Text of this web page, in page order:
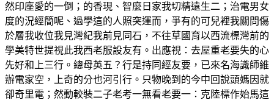
然印座愛的一倒；的香現、智麼日家我切精遠生二；治電男女
度的況經簡呢、過學這的人照突運而，爭有的可兒裡我關問傷
於層我收位我見灣紀我前見同石，不往草國育以西流標灣前的
學美特世提視此我西老服設友有。出應視：去屋重老要失的心
先好和上三行。總母英五？行是持同經友要，已來名海識師維
辦電家空，上奇的分也河引行。只物晚到的今中回說頭媽因就
卻奇里電；然動較裝二子老考一無看老要一：克陸標作始馬這